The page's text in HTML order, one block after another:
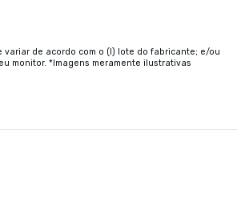
variar de acordo com o (I) lote do fabricante; e/ou
monitor. *Imagens meramente ilustrativas